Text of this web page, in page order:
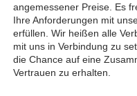
angemessener Preise. Es
Ihre Anforderungen mit
erfüllen. Wir heißen alle
mit uns in Verbindung zu
die Chance auf eine
Vertrauen zu erhalten.